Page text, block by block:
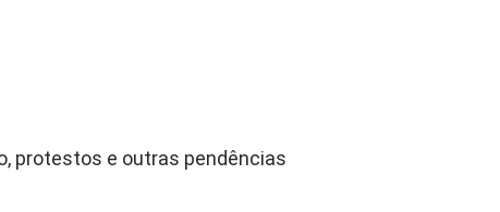
protestos e outras pendências